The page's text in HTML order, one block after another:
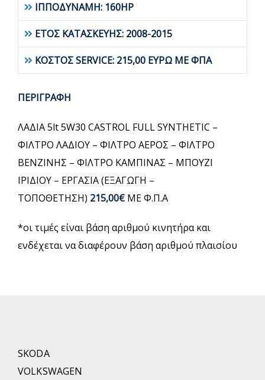
ΙΠΠΟΔΥΝΑΜΗ: 160HP
ΕΤΟΣ ΚΑΤΑΣΚΕΥΗΣ: 2008-2015
ΚΟΣΤΟΣ SERVICE: 215,00 ΕΥΡΩ ΜΕ ΦΠΑ
ΠΕΡΙΓΡΑΦΗ
ΛΑΔΙΑ 5lt 5W30 CASTROL FULL SYNTHETIC –
ΦΙΛΤΡΟ ΛΑΔΙΟΥ – ΦΙΛΤΡΟ ΑΕΡΟΣ – ΦΙΛΤΡΟ
ΒΕΝΖΙΝΗΣ – ΦΙΛΤΡΟ ΚΑΜΠΙΝΑΣ – ΜΠΟΥΖΙ
ΙΡΙΔΙΟΥ – ΕΡΓΑΣΙΑ (ΕΞΑΓΩΓΗ –
ΤΟΠΟΘΕΤΗΣΗ) 215,00€ ΜΕ Φ.Π.Α
*οι τιμές είναι βάση αριθμού κινητήρα και
ενδέχεται να διαφέρουν βάση αριθμού πλαισίου
SKODA
VOLKSWAGEN